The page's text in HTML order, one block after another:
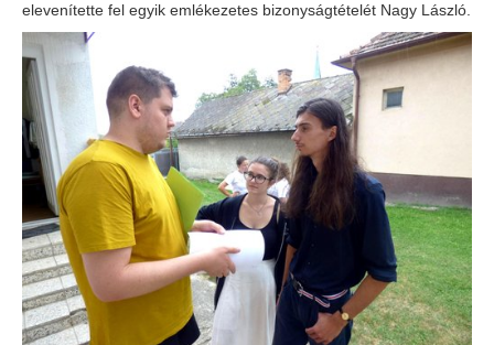
elevenítette fel egyik emlékezetes bizonyságtételét Nagy László.